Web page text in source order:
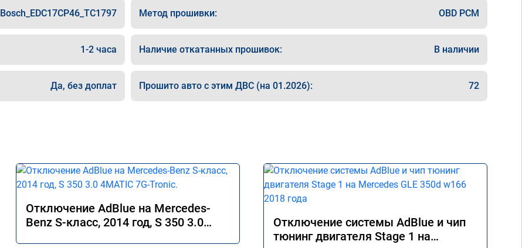
Bosch_EDC17CP46_TC1797 Метод прошивки: OBD PCM
1-2 часа Наличие откатанных прошивок: В наличии
Да, без доплат Прошито авто с этим ДВС (на 01.2026): 72
Отключение AdBlue на Mercedes-
Benz S-класс, 2014 год, S 350 3.0
Отключение системы AdBlue и чип
тюнинг двигателя Stage 1 на